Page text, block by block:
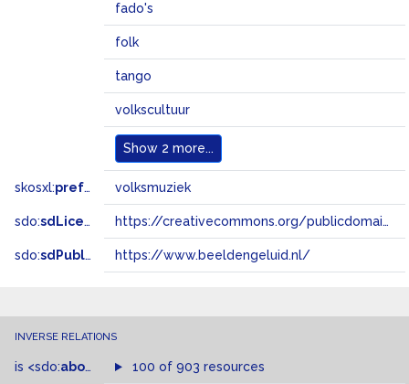
fado's
folk
tango
volkscultuur
Show 2 more...
skosxl:prefLabel volksmuziek
sdo:sdLicense https://creativecommons.org/publicdomain/zero/1.0/
sdo:sdPublisher https://www.beeldengeluid.nl/
INVERSE RELATIONS
is <sdo:about of 100 of 903 resources